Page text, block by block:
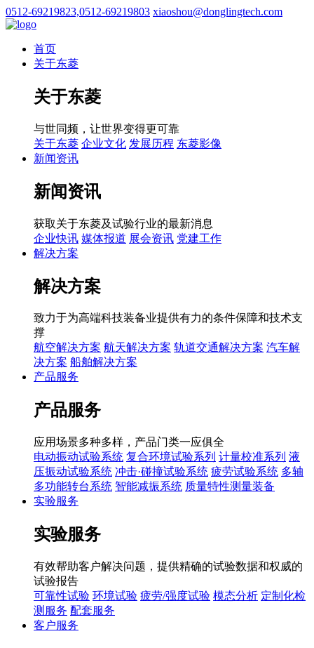
0512-69219823,0512-69219803 xiaoshou@donglingtech.com
首页
关于东菱
关于东菱
与世同频，让世界变得更可靠
关于东菱 企业文化 发展历程 东菱影像
新闻资讯
新闻资讯
获取关于东菱及试验行业的最新消息
企业快讯 媒体报道 展会资讯 党建工作
解决方案
解决方案
致力于为高端科技装备业提供有力的条件保障和技术支
撑
航空解决方案 航天解决方案 轨道交通解决方案 汽车解
决方案 船舶解决方案
产品服务
产品服务
应用场景多种多样，产品门类一应俱全
电动振动试验系统 复合环境试验系列 计量校准系列 液
压振动试验系统 冲击·碰撞试验系统 疲劳试验系统 多轴
多功能转台系统 智能减振系统 质量特性测量装备
实验服务
实验服务
有效帮助客户解决问题，提供精确的试验数据和权威的
试验报告
可靠性试验 环境试验 疲劳/强度试验 模态分析 定制化检
测服务 配套服务
客户服务